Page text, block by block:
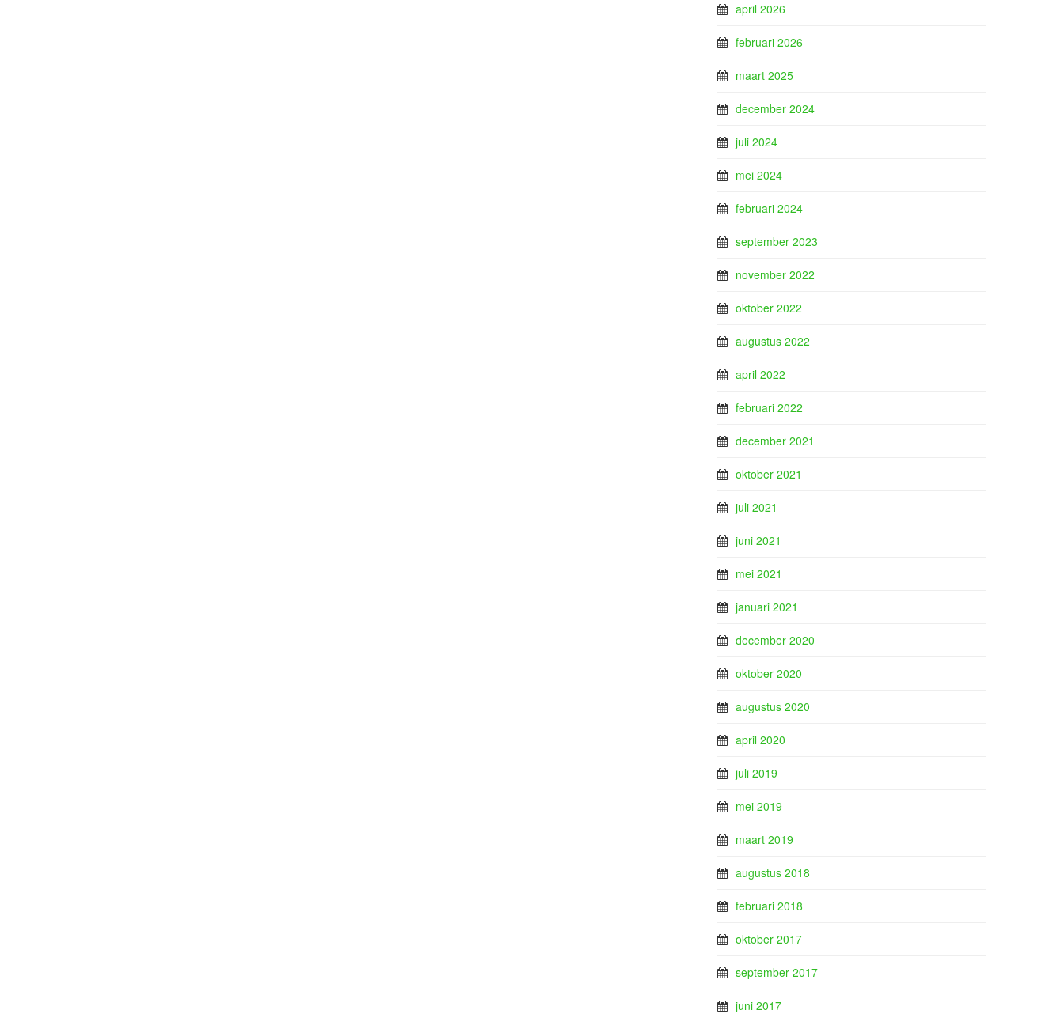
april 2026
februari 2026
maart 2025
december 2024
juli 2024
mei 2024
februari 2024
september 2023
november 2022
oktober 2022
augustus 2022
april 2022
februari 2022
december 2021
oktober 2021
juli 2021
juni 2021
mei 2021
januari 2021
december 2020
oktober 2020
augustus 2020
april 2020
juli 2019
mei 2019
maart 2019
augustus 2018
februari 2018
oktober 2017
september 2017
juni 2017